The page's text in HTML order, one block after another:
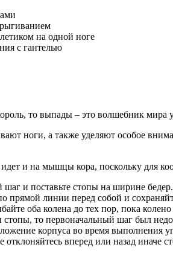
на одной ноге
с гантелью
то выпады – это волшебник мира
ноги, а также уделяют особое
и на мышцы кора, поскольку для
и поставьте стопы на ширине
прямой линии перед собой и
оба колена до тех пор, пока
стопы, то первоначальный шаг был
корпуса во время выполнения
отклоняйтесь вперед или назад иначе